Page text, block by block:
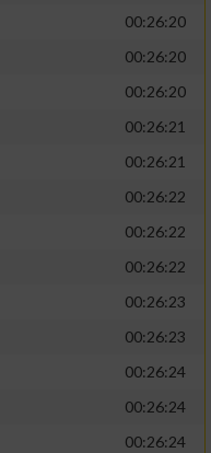
00:26:20
00:26:20
00:26:20
00:26:21
00:26:21
00:26:22
00:26:22
00:26:22
00:26:23
00:26:23
00:26:24
00:26:24
00:26:24